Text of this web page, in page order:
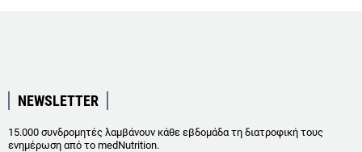
NEWSLETTER
15.000 συνδρομητές λαμβάνουν κάθε εβδομάδα τη διατροφική τους
ενημέρωση από το medNutrition.